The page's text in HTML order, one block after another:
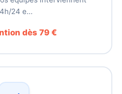
24 e…
dès 79 €